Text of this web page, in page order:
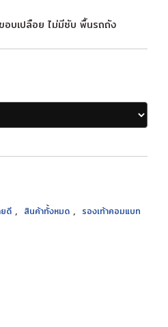
อบเปลือย ไม่มีซับ พื้นรถถัง
ดี , สินค้าทั้งหมด , รองเท้าคอมแบท